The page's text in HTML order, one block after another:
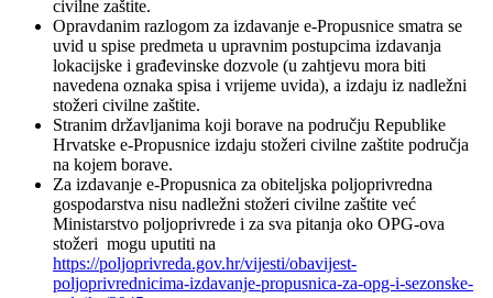
civilne zaštite.
Opravdanim razlogom za izdavanje e-Propusnice smatra se
uvid u spise predmeta u upravnim postupcima izdavanja
lokacijske i građevinske dozvole (u zahtjevu mora biti
navedena oznaka spisa i vrijeme uvida), a izdaju iz nadležni
stožeri civilne zaštite.
Stranim državljanima koji borave na području Republike
Hrvatske e-Propusnice izdaju stožeri civilne zaštite područja
na kojem borave.
Za izdavanje e-Propusnica za obiteljska poljoprivredna
gospodarstva nisu nadležni stožeri civilne zaštite već
Ministarstvo poljoprivrede i za sva pitanja oko OPG-ova
stožeri mogu uputiti na
https://poljoprivreda.gov.hr/vijesti/obavijest-
poljoprivrednicima-izdavanje-propusnica-za-opg-i-sezonske-